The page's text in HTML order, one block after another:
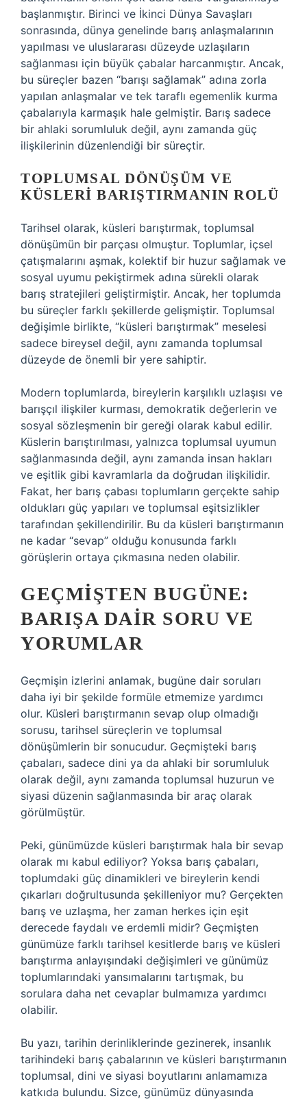
başlanmıştır. Birinci ve İkinci Dünya Savaşları
sonrasında, dünya genelinde barış anlaşmalarının
yapılması ve uluslararası düzeyde uzlaşıların
sağlanması için büyük çabalar harcanmıştır. Ancak,
bu süreçler bazen “barışı sağlamak” adına zorla
yapılan anlaşmalar ve tek taraflı egemenlik kurma
çabalarıyla karmaşık hale gelmiştir. Barış sadece
bir ahlaki sorumluluk değil, aynı zamanda güç
ilişkilerinin düzenlendiği bir süreçtir.
TOPLUMSAL DÖNÜŞÜM VE
KÜSLERI BARIŞTIRMANIN ROLÜ
Tarihsel olarak, küsleri barıştırmak, toplumsal
dönüşümün bir parçası olmuştur. Toplumlar, içsel
çatışmalarını aşmak, kolektif bir huzur sağlamak ve
sosyal uyumu pekiştirmek adına sürekli olarak
barış stratejileri geliştirmiştir. Ancak, her toplumda
bu süreçler farklı şekillerde gelişmiştir. Toplumsal
değişimle birlikte, “küsleri barıştırmak” meselesi
sadece bireysel değil, aynı zamanda toplumsal
düzeyde de önemli bir yere sahiptir.
Modern toplumlarda, bireylerin karşılıklı uzlaşısı ve
barışçıl ilişkiler kurması, demokratik değerlerin ve
sosyal sözleşmenin bir gereği olarak kabul edilir.
Küslerin barıştırılması, yalnızca toplumsal uyumun
sağlanmasında değil, aynı zamanda insan hakları
ve eşitlik gibi kavramlarla da doğrudan ilişkilidir.
Fakat, her barış çabası toplumların gerçekte sahip
oldukları güç yapıları ve toplumsal eşitsizlikler
tarafından şekillendirilir. Bu da küsleri barıştırmanın
ne kadar “sevap” olduğu konusunda farklı
görüşlerin ortaya çıkmasına neden olabilir.
GEÇMIŞTEN BUGÜNE:
BARIŞA DAIR SORU VE
YORUMLAR
Geçmişin izlerini anlamak, bugüne dair soruları
daha iyi bir şekilde formüle etmemize yardımcı
olur. Küsleri barıştırmanın sevap olup olmadığı
sorusu, tarihsel süreçlerin ve toplumsal
dönüşümlerin bir sonucudur. Geçmişteki barış
çabaları, sadece dini ya da ahlaki bir sorumluluk
olarak değil, aynı zamanda toplumsal huzurun ve
siyasi düzenin sağlanmasında bir araç olarak
görülmüştür.
Peki, günümüzde küsleri barıştırmak hala bir sevap
olarak mı kabul ediliyor? Yoksa barış çabaları,
toplumdaki güç dinamikleri ve bireylerin kendi
çıkarları doğrultusunda şekilleniyor mu? Gerçekten
barış ve uzlaşma, her zaman herkes için eşit
derecede faydalı ve erdemli midir? Geçmişten
günümüze farklı tarihsel kesitlerde barış ve küsleri
barıştırma anlayışındaki değişimleri ve günümüz
toplumlarındaki yansımalarını tartışmak, bu
sorulara daha net cevaplar bulmamıza yardımcı
olabilir.
Bu yazı, tarihin derinliklerinde gezinerek, insanlık
tarihindeki barış çabalarının ve küsleri barıştırmanın
toplumsal, dini ve siyasi boyutlarını anlamamıza
katkıda bulundu. Sizce, günümüz dünyasında